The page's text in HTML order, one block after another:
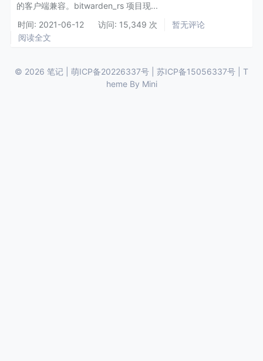
的客户端兼容。bitwarden_rs 项目现...
时间: 2021-06-12 访问: 15,349 次
暂无评论
阅读全文
© 2026 笔记 萌ICP备20226337号 苏ICP备15056337号 | T
heme By Mini